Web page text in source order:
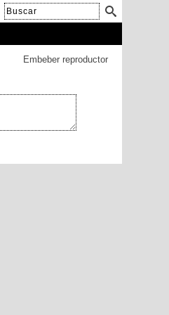
Embeber reproductor